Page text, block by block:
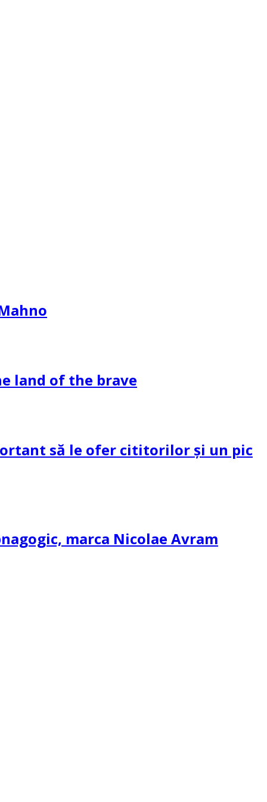
land of the brave
să le ofer cititorilor și un pic
marca Nicolae Avram